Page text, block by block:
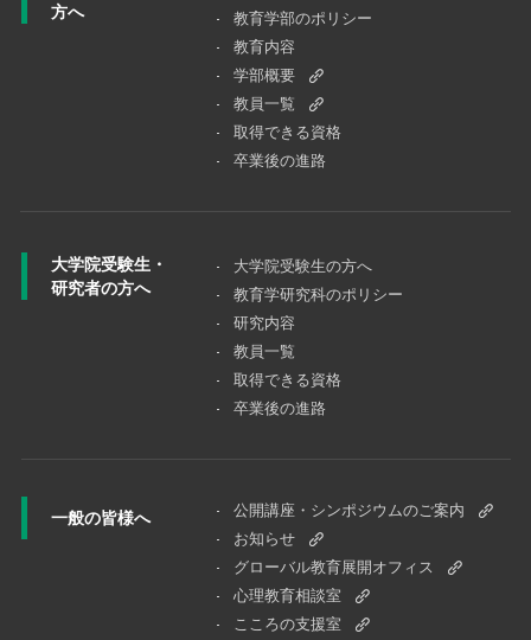
方へ
教育学部のポリシー
教育内容
学部概要
教員一覧
取得できる資格
卒業後の進路
大学院受験生・
研究者の方へ
大学院受験⽣の⽅へ
教育学研究科のポリシー
研究内容
教員一覧
取得できる資格
卒業後の進路
一般の皆様へ
公開講座・シンポジウムのご案内
お知らせ
グローバル教育展開オフィス
心理教育相談室
こころの支援室